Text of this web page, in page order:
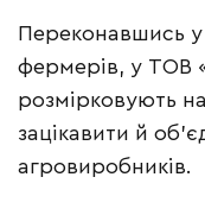
Переконавшись у
фермерів, у ТОВ
розмірковують
зацікавити й
агровиробників.